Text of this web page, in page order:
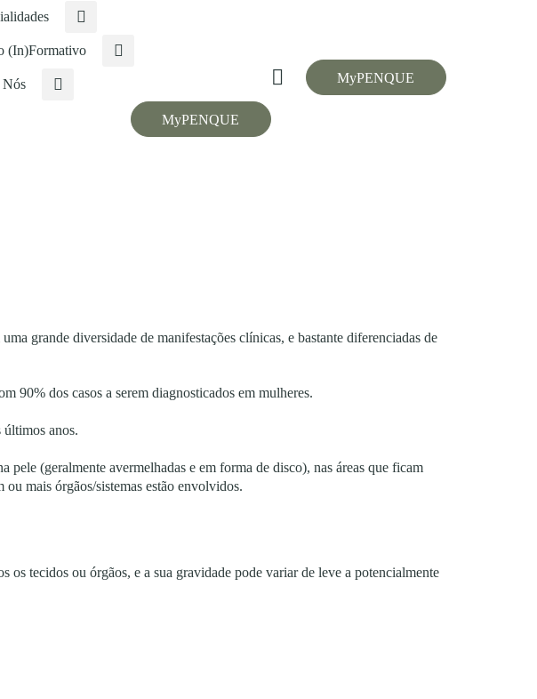
(In)Formativo
Nós
MyPENQUE
MyPENQUE
grande diversidade de manifestações clínicas, e bastante diferenciadas de
90% dos casos a serem diagnosticados em mulheres.
anos.
(geralmente avermelhadas e em forma de disco), nas áreas que ficam
mais órgãos/sistemas estão envolvidos.
os tecidos ou órgãos, e a sua gravidade pode variar de leve a potencialmente